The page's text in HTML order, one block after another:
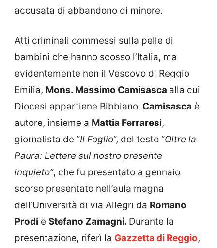
accusata di abbandono di minore.
Atti criminali commessi sulla pelle di
bambini che hanno scosso l’Italia, ma
evidentemente non il Vescovo di Reggio
Emilia, Mons. Massimo Camisasca alla cui
Diocesi appartiene Bibbiano. Camisasca è
autore, insieme a Mattia Ferraresi,
giornalista de “Il Foglio“, del testo “Oltre la
Paura: Lettere sul nostro presente
inquieto”, che fu presentato a gennaio
scorso presentato nell’aula magna
dell’Università di via Allegri da Romano
Prodi e Stefano Zamagni. Durante la
presentazione, riferì la Gazzetta di Reggio,